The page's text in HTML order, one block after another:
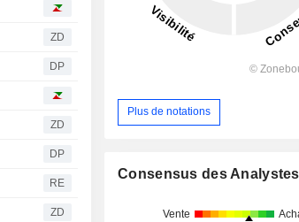
ZD
DP
ZD
DP
RE
ZD
Plus de notations
Consensus des Analystes
Vente